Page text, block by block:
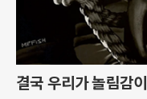
결국 우리가 놀림감